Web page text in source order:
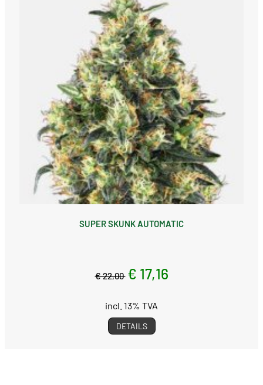
SUPER SKUNK AUTOMATIC
€ 22,00 € 17,16
incl. 13% TVA
DETAILS